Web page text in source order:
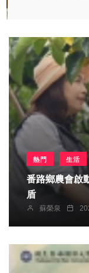
熱門 生活
番路鄉農會啟
盾
蘇榮泉